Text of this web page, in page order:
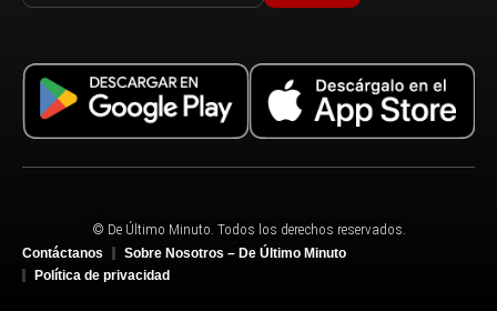
© De Último Minuto. Todos los derechos reservados.
Contáctanos
Sobre Nosotros – De Último Minuto
Política de privacidad